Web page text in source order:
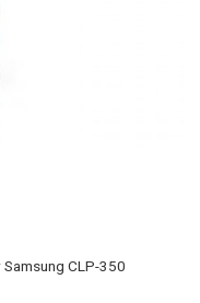
CLP-350